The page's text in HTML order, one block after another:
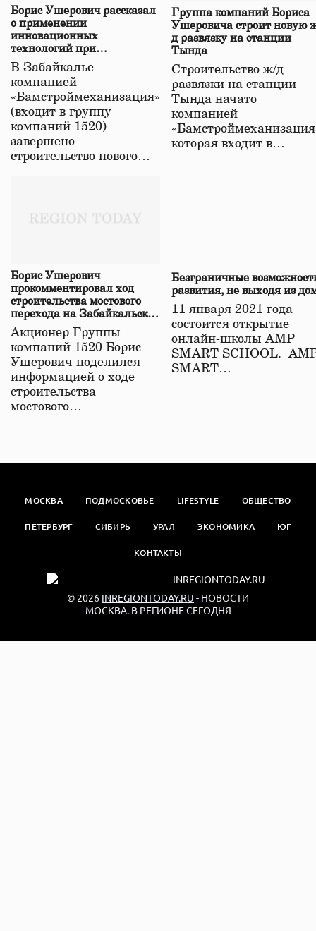
Борис Ушерович рассказал
о применении
инновационных
технологий при
строительстве нового моста
в Забайкалье
В Забайкалье
компанией
«Бамстроймеханизация»
(входит в группу
компаний 1520)
завершено
строительство нового…
Группа компаний Бориса
Ушеровича строит новую
д развязку на станции
Тында
Строительство ж/д
развязки на станции
Тында начато
компанией
которая входит в…
Борис Ушерович
прокомментировал ход
строительства мостового
перехода на Забайкальской
железной дороге
Акционер Группы
компаний 1520 Борис
Ушерович поделился
информацией о ходе
строительства
мостового…
Безграничные
развития, не выходя из
11 января 2021 года
состоится открытие
онлайн-школы АМР
SMART SCHOOL.
SMART…
МОСКВА ПОДМОСКОВЬЕ LIFESTYLE ОБЩЕСТВО
ПЕТЕРБУРГ СИБИРЬ УРАЛ ЭКОНОМИКА ЮГ
КОНТАКТЫ
© 2026 INREGIONTODAY.RU - НОВОСТИ
МОСКВА. В РЕГИОНЕ СЕГОДНЯ